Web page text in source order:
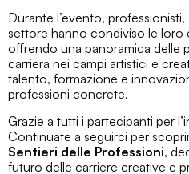
Durante l’evento,
settore hanno condiviso le loro
offrendo una panoramica delle
carriera nei campi artistici e
talento, formazione e
professioni concrete.
Grazie a tutti i partecipanti per
Continuate a seguirci per
Sentieri delle Professioni,
futuro delle carriere creative e